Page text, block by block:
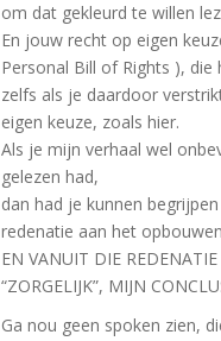
om dat gekleurd te willen
En jouw recht op eigen
Personal Bill of Rights ), die
zelfs als je daardoor
eigen keuze, zoals hier.
Als je mijn verhaal wel
gelezen had,
dan had je kunnen
redenatie aan het
EN VANUIT DIE REDENATIE
“ZORGELIJK”, MIJN
Ga nou geen spoken zien,